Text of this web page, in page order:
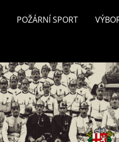
POŽÁRNÍ SPORT